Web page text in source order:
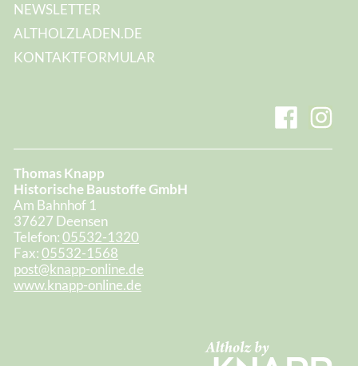
NEWSLETTER
ALTHOLZLADEN.DE
KONTAKTFORMULAR
Thomas Knapp
Historische Baustoffe GmbH
Am Bahnhof 1
37627 Deensen
Telefon:05532-1320
Fax:05532-1568
post@knapp-online.de
www.knapp-online.de